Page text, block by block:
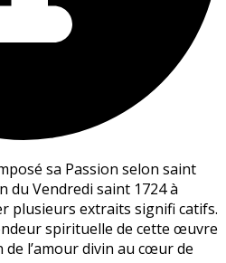
sa Passion selon saint
du Vendredi saint 1724 à
plusieurs extraits signifi catifs.
spirituelle de cette œuvre
l’amour divin au cœur de